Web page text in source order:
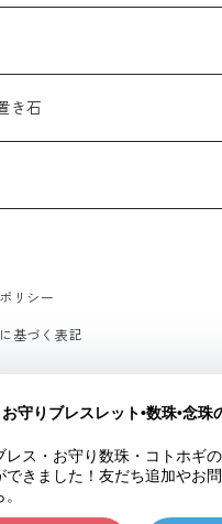
スレット
イド
き石
リシー
基づく表記
© お守りブレス・お守り数珠・コ